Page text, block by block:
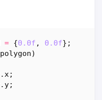
= {0.0f , 0.0f};
polygon)
.x;
. y;